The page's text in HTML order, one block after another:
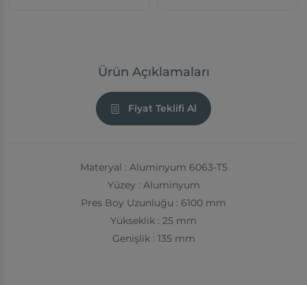
Ürün Açıklamaları
Fiyat Teklifi Al
Materyal : Aluminyum 6063-T5
Yüzey : Aluminyum
Pres Boy Uzunluğu : 6100 mm
Yükseklik : 25 mm
Genişlik : 135 mm